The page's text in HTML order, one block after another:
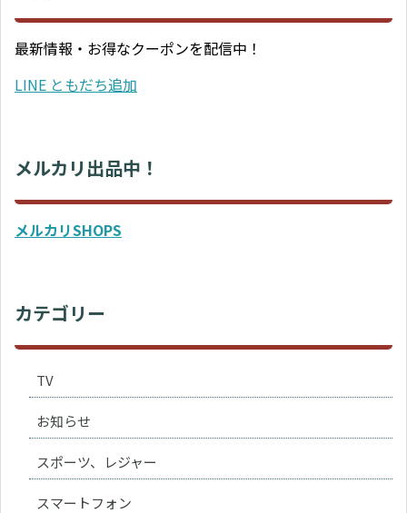
最新情報・お得なクーポンを配信中！
LINE ともだち追加
メルカリ出品中！
メルカリSHOPS
カテゴリー
TV
お知らせ
スポーツ、レジャー
スマートフォン